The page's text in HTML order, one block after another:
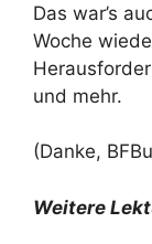
Das war’s
Woche
und mehr.
(Danke,
Weitere